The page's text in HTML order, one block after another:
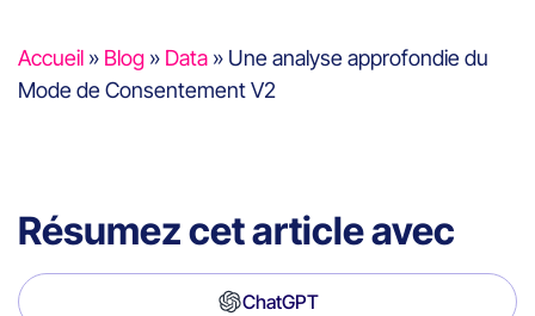
Accueil » Blog » Data » Une analyse approfondie du
Mode de Consentement V2
Résumez cet article avec
ChatGPT